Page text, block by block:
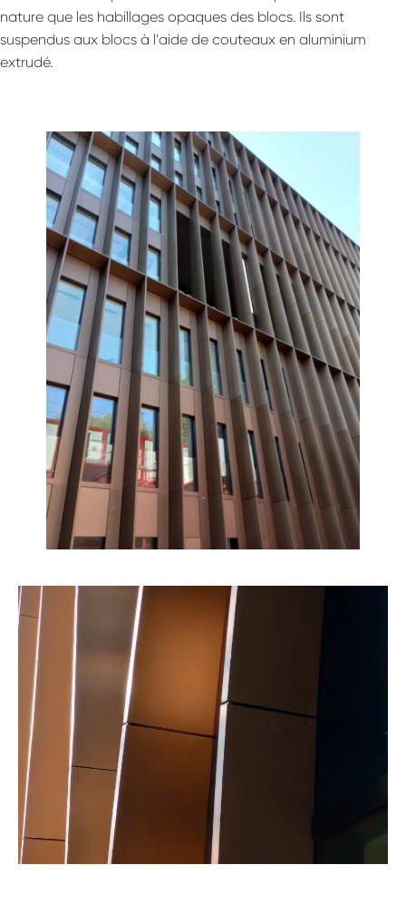
–
Le Blog
–
Contact
Nous rejoindre
nature que les habillages opaques des blocs. Ils sont
suspendus aux blocs à l’aide de couteaux en aluminium
extrudé.